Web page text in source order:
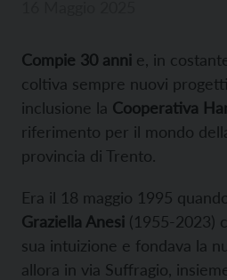
Compie 30 anni e, in
coltiva sempre nuovi
inclusione la Cooperativa
riferimento per il mondo
provincia di Trento.
Era il 18 maggio 1995
Graziella Anesi (1955-2023)
sua intuizione e fondava la
allora in via Suffragio,